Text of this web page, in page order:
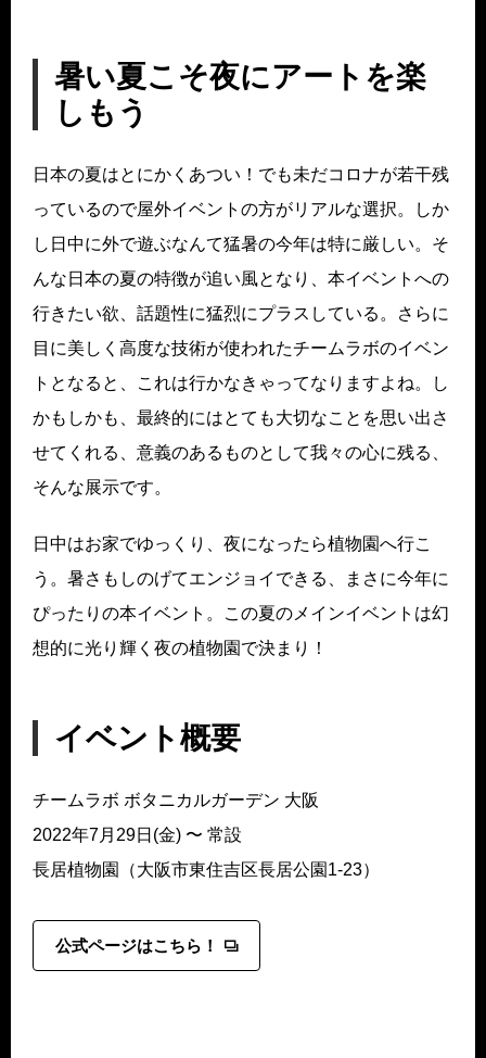
暑い夏こそ夜にアートを楽
しもう
日本の夏はとにかくあつい！でも未だコロナが若干残
っているので屋外イベントの方がリアルな選択。しか
し日中に外で遊ぶなんて猛暑の今年は特に厳しい。そ
んな日本の夏の特徴が追い風となり、本イベントへの
行きたい欲、話題性に猛烈にプラスしている。さらに
目に美しく高度な技術が使われたチームラボのイベン
トとなると、これは行かなきゃってなりますよね。し
かもしかも、最終的にはとても大切なことを思い出さ
せてくれる、意義のあるものとして我々の心に残る、
そんな展示です。
日中はお家でゆっくり、夜になったら植物園へ行こ
う。暑さもしのげてエンジョイできる、まさに今年に
ぴったりの本イベント。この夏のメインイベントは幻
想的に光り輝く夜の植物園で決まり！
イベント概要
チームラボ ボタニカルガーデン 大阪
2022年7月29日(金) 〜 常設
長居植物園（大阪市東住吉区長居公園1-23）
公式ページはこちら！